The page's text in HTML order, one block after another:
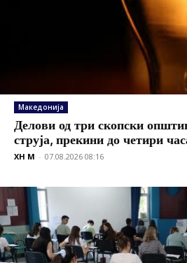
Македонија
Делови од три скопски
струја, прекини до четири
XH M - 07.08.2026 08:16